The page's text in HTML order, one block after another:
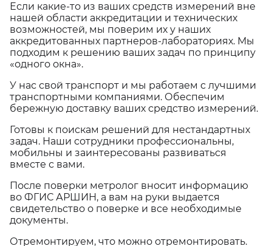
Если какие-то из ваших средств измерений вне
нашей области аккредитации и технических
возможностей, мы поверим их у наших
аккредитованных партнеров-лабораториях. Мы
подходим к решению ваших задач по принципу
«одного окна».
У нас свой транспорт и мы работаем с лучшими
транспортными компаниями. Обеспечим
бережную доставку ваших средство измерений.
Готовы к поискам решений для нестандартных
задач. Наши сотрудники профессиональны,
мобильны и заинтересованы развиваться
вместе с вами.
После поверки метролог вносит информацию
во ФГИС АРШИН, а вам на руки выдается
свидетельство о поверке и все необходимые
документы.
Отремонтируем, что можно отремонтировать.